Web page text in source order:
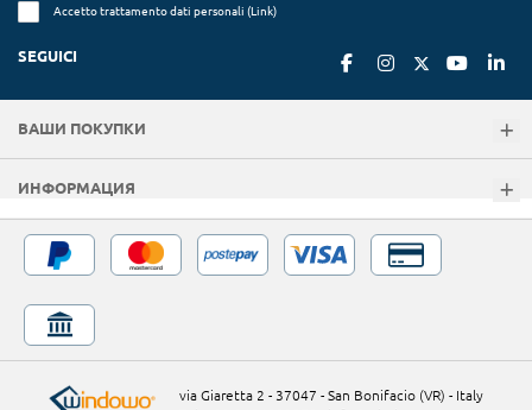
Accetto trattamento dati personali (Link)
SEGUICI
ВАШИ ПОКУПКИ
ИНФОРМАЦИЯ
via Giaretta 2 - 37047 - San Bonifacio (VR) - Italy